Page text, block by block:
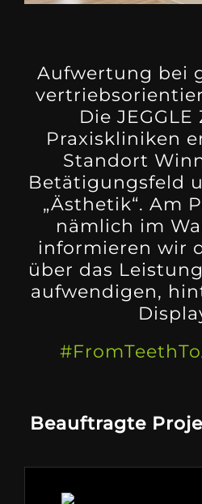
Aufwertung bei
Die JEGGLE
Praxiskliniken
Standort
Betätigungsfeld
„Ästhetik“. Am
nämlich im
informieren wir
über das
aufwendigen,
Beauftragte